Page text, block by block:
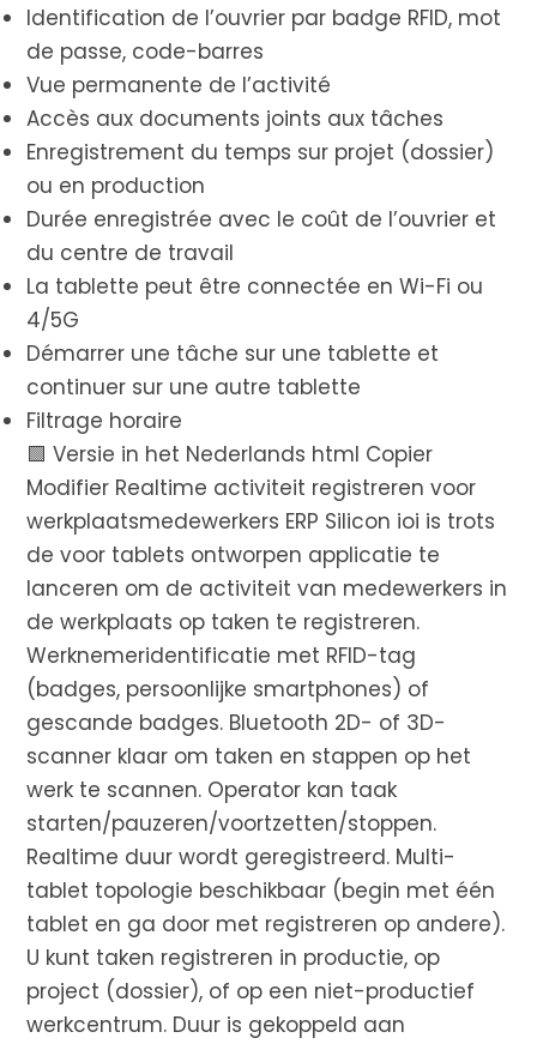
Identification de l’ouvrier par badge RFID, mot
de passe, code-barres
Vue permanente de l’activité
Accès aux documents joints aux tâches
Enregistrement du temps sur projet (dossier)
ou en production
Durée enregistrée avec le coût de l’ouvrier et
du centre de travail
La tablette peut être connectée en Wi-Fi ou
4/5G
Démarrer une tâche sur une tablette et
continuer sur une autre tablette
Filtrage horaire
🟩 Versie in het Nederlands html Copier
Modifier Realtime activiteit registreren voor
werkplaatsmedewerkers ERP Silicon ioi is trots
de voor tablets ontworpen applicatie te
lanceren om de activiteit van medewerkers in
de werkplaats op taken te registreren.
Werknemeridentificatie met RFID-tag
(badges, persoonlijke smartphones) of
gescande badges. Bluetooth 2D- of 3D-
scanner klaar om taken en stappen op het
werk te scannen. Operator kan taak
starten/pauzeren/voortzetten/stoppen.
Realtime duur wordt geregistreerd. Multi-
tablet topologie beschikbaar (begin met één
tablet en ga door met registreren op andere).
U kunt taken registreren in productie, op
project (dossier), of op een niet-productief
werkcentrum. Duur is gekoppeld aan